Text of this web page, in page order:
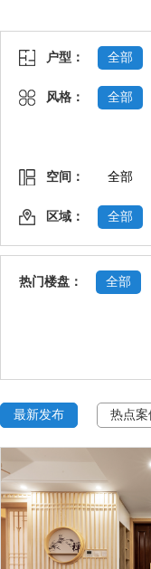
户型： 全部
风格： 全部
空间： 全部
区域： 全部
热门楼盘： 全部
最新发布 热点案